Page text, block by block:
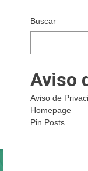
Buscar
Aviso
Aviso de
Homepage
Pin Posts